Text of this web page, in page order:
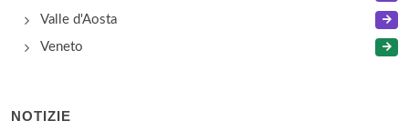
Valle d'Aosta
Veneto
NOTIZIE